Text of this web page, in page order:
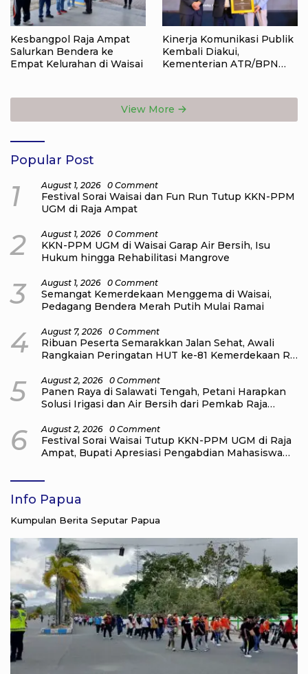
Kesbangpol Raja Ampat
Salurkan Bendera ke
Empat Kelurahan di Waisai
Kinerja Komunikasi Publik
Kembali Diakui,
Kementerian ATR/BPN
View More
Popular Post
1 August 1, 2026 0 Comment
Festival Sorai Waisai dan Fun Run Tutup KKN-PPM
UGM di Raja Ampat
2 August 1, 2026 0 Comment
KKN-PPM UGM di Waisai Garap Air Bersih, Isu
Hukum hingga Rehabilitasi Mangrove
3 August 1, 2026 0 Comment
Semangat Kemerdekaan Menggema di Waisai,
Pedagang Bendera Merah Putih Mulai Ramai
4 August 7, 2026 0 Comment
Ribuan Peserta Semarakkan Jalan Sehat, Awali
Rangkaian Peringatan HUT ke-81 Kemerdekaan RI
5 August 2, 2026 0 Comment
Panen Raya di Salawati Tengah, Petani Harapkan
Solusi Irigasi dan Air Bersih dari Pemkab Raja
6 August 2, 2026 0 Comment
Festival Sorai Waisai Tutup KKN-PPM UGM di Raja
Ampat, Bupati Apresiasi Pengabdian Mahasiswa
Info Papua
Kumpulan Berita Seputar Papua